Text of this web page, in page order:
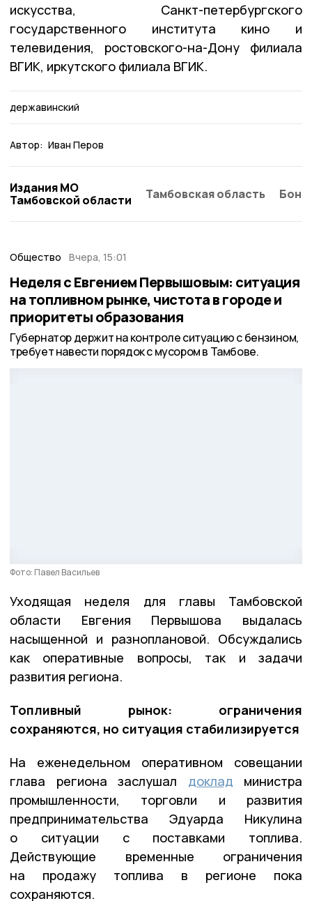
искусства, Санкт-петербургского
государственного института кино и
телевидения, ростовского-на-Дону филиала
ВГИК, иркутского филиала ВГИК.
державинский
Автор: Иван Перов
Издания МО
Тамбовской области
Тамбовская область
Общество Вчера, 15:01
Неделя с Евгением Первышовым: ситуация
на топливном рынке, чистота в городе и
приоритеты образования
Губернатор держит на контроле ситуацию с бензином,
требует навести порядок с мусором в Тамбове.
Фото: Павел Васильев
Уходящая неделя для главы Тамбовской
области Евгения Первышова выдалась
насыщенной и разноплановой. Обсуждались
как оперативные вопросы, так и задачи
развития региона.
Топливный рынок: ограничения
сохраняются, но ситуация стабилизируется
На еженедельном оперативном совещании
глава региона заслушал доклад министра
промышленности, торговли и развития
предпринимательства Эдуарда Никулина
о ситуации с поставками топлива.
Действующие временные ограничения
на продажу топлива в регионе пока
сохраняются.